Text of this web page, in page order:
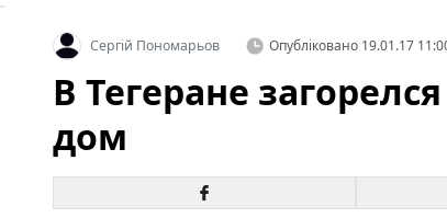
Сергій Пономарьов Опубліковано19.01.17
В Тегеране
дом